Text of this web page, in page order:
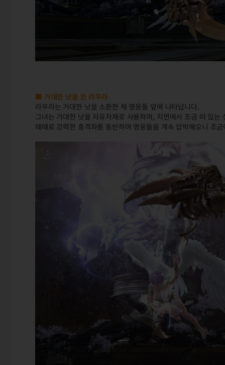
■ 거대한 낫을 든 라우라
라우라는 거대한 낫을 소환한 채 영웅들 앞에 나타납니다.
그녀는 거대한 낫을 자유자재로 사용하며, 지면에서 조금 떠 있
때때로 강력한 충격파를 동반하며 영웅들을 계속 압박해오니 조